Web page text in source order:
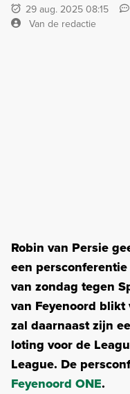
29 aug. 2025 08:15
Van de redactie
Robin van Persie
een
van zondag tegen
van Feyenoord
zal daarnaast zijn
loting voor de
League. De
Feyenoord ONE.